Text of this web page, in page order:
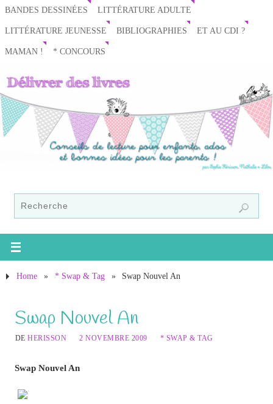
BANDES DESSINÉES LITTÉRATURE ADULTE
LITTÉRATURE JEUNESSE BIBLIOGRAPHIES ET AU CDI ?
MAMAN ! * CONCOURS
Home » * Swap & Tag » Swap Nouvel An
Swap Nouvel An
DEHERISSON 2 NOVEMBRE 2009 * SWAP & TAG
Swap Nouvel An